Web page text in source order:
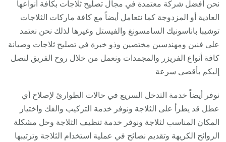
نحن أفضل شركة معتمدة في مجال تصليح ثلاجات بكافة أنواعها
العادية أو المزدوجة كما نتعامل أيضاً مع كافة ماركات الثلاجات
توشيبا باناسونيك السامسونغ والفيستل وغيرها لذلك نحن نعتمد
على فنين ومهندسين مختصين وذو خبرة في تصليح ثلاجات وصيانة
كافة أنواع الفريزر والمجمدات ونعمل من خلال روح الفريق لنصل
إليكم بأقصى سرعة
نوفر أيضاً خدمة التدخل السريع في حالات الطوارئ لإصلاح أي
عطل قد يطرأ على الثلاجة ونوفر خدمة التركيب والفك واختيار
المكان المناسب لثلاجة ونوفر خدمة تنظيف الثلاجة وحل مشكلة
الروائح الكريهة وتقديم نصائح في عملية استخدام الثلاجة وترتيبها